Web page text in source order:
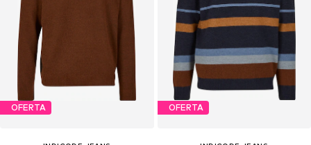
OFERTA OFERTA